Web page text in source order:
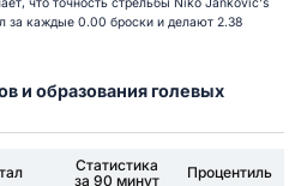
что точность стрельбы Niko Janković's
за каждые 0.00 броски и делают 2.38
и образования голевых
Статистика
за 90 минут
Процентиль